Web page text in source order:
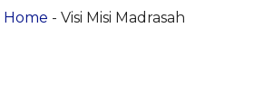
Home - Visi Misi Madrasah